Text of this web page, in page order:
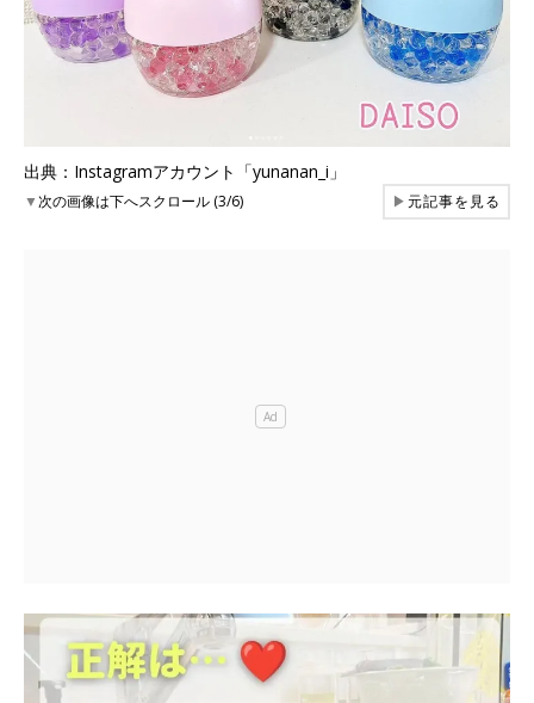
出典：Instagramアカウント「yunanan_i」
▼次の画像は下へスクロール (3/6) ▶元記事を見る